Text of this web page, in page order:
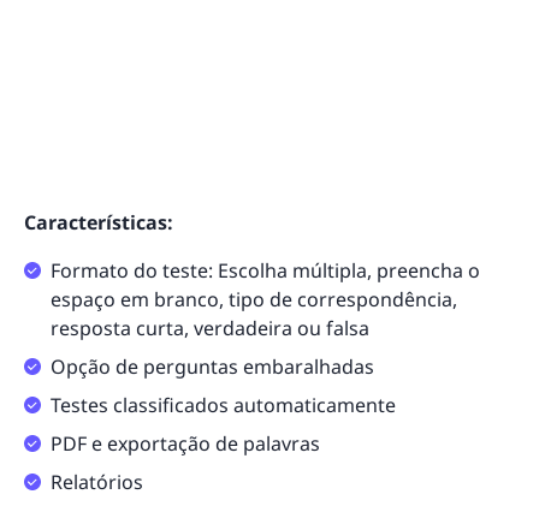
Características:
Formato do teste: Escolha múltipla, preencha o
espaço em branco, tipo de correspondência,
resposta curta, verdadeira ou falsa
Opção de perguntas embaralhadas
Testes classificados automaticamente
PDF e exportação de palavras
Relatórios